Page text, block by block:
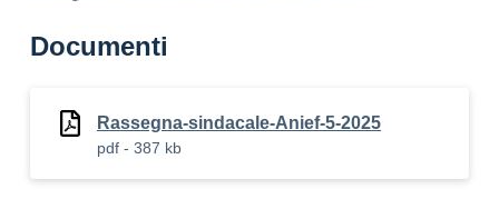
Documenti
Rassegna-sindacale-Anief-5-2025
pdf - 387 kb